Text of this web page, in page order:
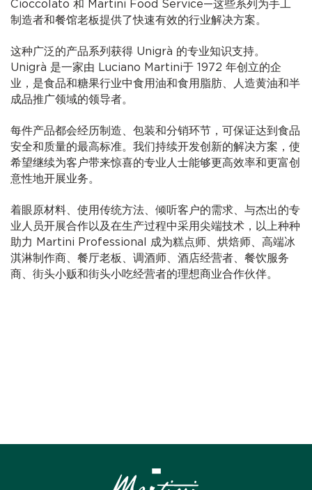
Cioccolato 和 Martini Food Service—这些系列为手工
制造者和餐馆老板提供了快速有效的行业解决方案。
这种广泛的产品系列获得 Unigrà 的专业知识支持。
Unigrà 是一家由 Luciano Martini于 1972 年创立的企
业，是食品和糖果行业中食用油和食用脂肪、人造黄油和半
成品推广领域的领导者。
每件产品都会经历制造、包装和分销环节，可保证达到食品
安全和质量的最高标准。我们持续开发创新的解决方案，使
希望继续为客户带来惊喜的专业人士能够更高效率和更富创
意性地开展业务。
着眼原材料、使用传统方法、倾听客户的需求、与杰出的专
业人员开展合作以及在生产过程中采用尖端技术，以上种种
助力 Martini Professional 成为糕点师、烘焙师、高端冰
淇淋制作商、餐厅老板、调酒师、酒店经营者、餐饮服务
商、街头小贩和街头小吃经营者的理想商业合作伙伴。